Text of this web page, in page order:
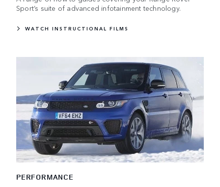
Sport’s suite of advanced infotainment technology.
WATCH INSTRUCTIONAL FILMS
PERFORMANCE